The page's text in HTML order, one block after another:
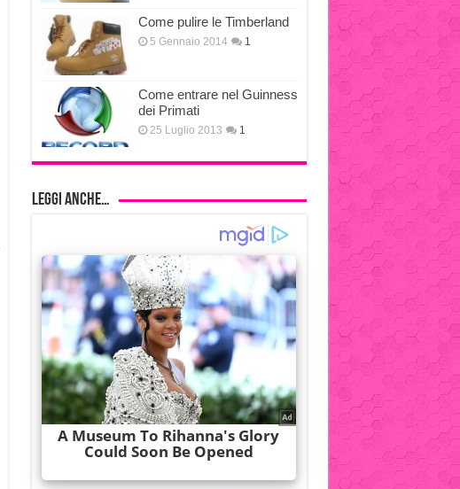
Come pulire le Timberland
5 Gennaio 2014 1
Come entrare nel Guinness
dei Primati
25 Luglio 2013 1
Leggi anche…